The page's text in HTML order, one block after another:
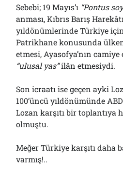
Sebebi; 19 Mayıs’ı “Pontus
anması, Kıbrıs Barış
yıldönümlerinde Türkiye için
Patrikhane konusunda
etmesi, Ayasofya’nın
“ulusal yas”ilân etmesiydi.
Son icraatı ise geçen ayki
100’üncü yıldönümünde
Lozan karşıtı bir toplantıya
olmuştu.
Meğer Türkiye karşıtı daha
varmış!..